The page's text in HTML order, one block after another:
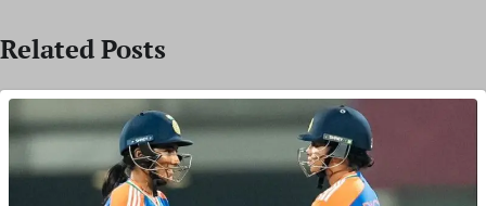
Related Posts